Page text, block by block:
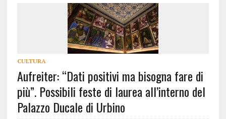
CULTURA
Aufreiter: “Dati positivi ma bisogna fare di
più”. Possibili feste di laurea all’interno del
Palazzo Ducale di Urbino